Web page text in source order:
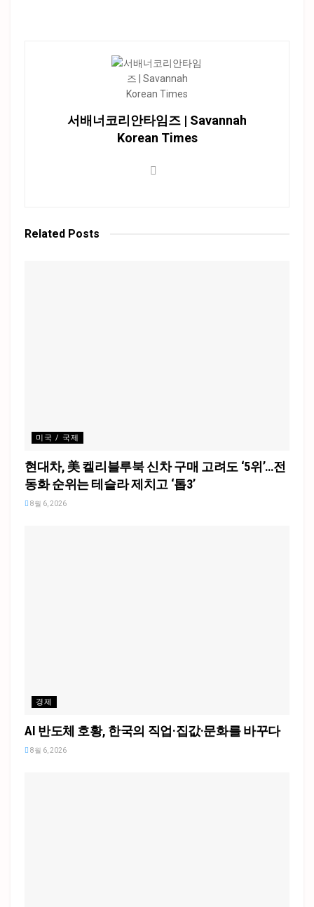
서배너코리안타임즈 | Savannah
Korean Times
Related Posts
미국 / 국제
현대차, 美 켈리블루북 신차 구매 고려도 ‘5위’…전
동화 순위는 테슬라 제치고 ‘톱3’
8월 6, 2026
경제
AI 반도체 호황, 한국의 직업·집값·문화를 바꾸다
8월 6, 2026